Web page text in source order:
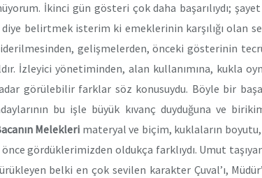
İkinci gün gösteri çok daha başarılıydı;
belirtmek isterim ki emeklerinin karşılığı olan
gelişmelerden, önceki gösterinin
İzleyici yönetiminden, alan kullanımına, kukla
görülebilir farklar söz konusuydu. Böyle bir
bu işle büyük kıvanç duyduğuna ve
Melekleri materyal ve biçim, kuklaların boyutu,
gördüklerimizden oldukça farklıydı. Umut taşıyan
belki en çok sevilen karakter Çuval’ı,